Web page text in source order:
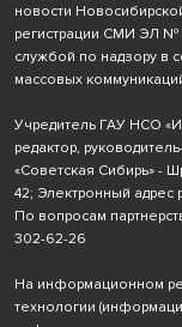
новости
регистрации СМИ ЭЛ №
службой по надзору в
массовых
Учредитель ГАУ НСО
редактор,
«Советская Сибирь» -
42; Электронный адрес
По вопросам
302-62-26
На информационном
технологии